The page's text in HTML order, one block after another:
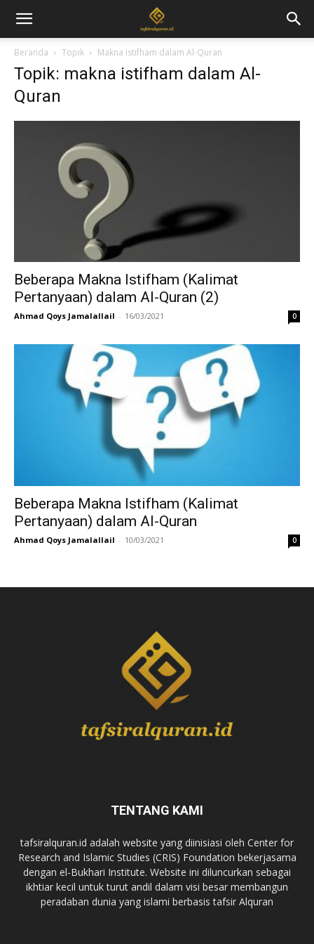
Beranda Topik Makna istifham dalam Al-Quran
Topik: makna istifham dalam Al-
Quran
Beberapa Makna Istifham (Kalimat
Pertanyaan) dalam Al-Quran (2)
Ahmad Qoys Jamalallail - 16/03/2021 0
Beberapa Makna Istifham (Kalimat
Pertanyaan) dalam Al-Quran
Ahmad Qoys Jamalallail - 10/03/2021 0
TENTANG KAMI
tafsiralquran.id adalah website yang diinisiasi oleh Center for
Research and Islamic Studies (CRIS) Foundation bekerjasama
dengan el-Bukhari Institute. Website ini diluncurkan sebagai
ikhtiar kecil untuk turut andil dalam visi besar membangun
peradaban dunia yang islami berbasis tafsir Alquran